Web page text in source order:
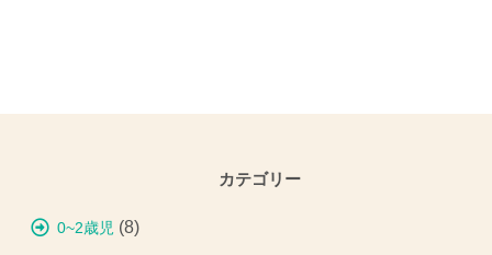
カテゴリー
0~2歳児 (8)